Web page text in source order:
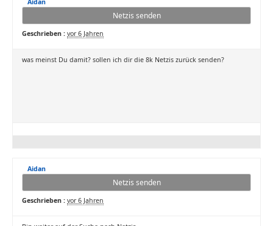
Aidan
Netzis senden
Geschrieben : vor 6 Jahren
was meinst Du damit? sollen ich dir die 8k Netzis zurück senden?
Aidan
Netzis senden
Geschrieben : vor 6 Jahren